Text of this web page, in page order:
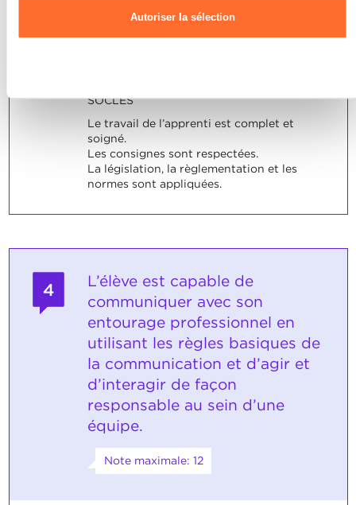
Autoriser la sélection
respectant la législation, règlementation
interne, les normes de qualité internes,
SOCLES
Le travail de l’apprenti est complet et
soigné.
Les consignes sont respectées.
La législation, la règlementation et les
normes sont appliquées.
4
L’élève est capable de
communiquer avec son
entourage professionnel en
utilisant les règles basiques de
la communication et d’agir et
d’interagir de façon
responsable au sein d’une
équipe.
Note maximale: 12